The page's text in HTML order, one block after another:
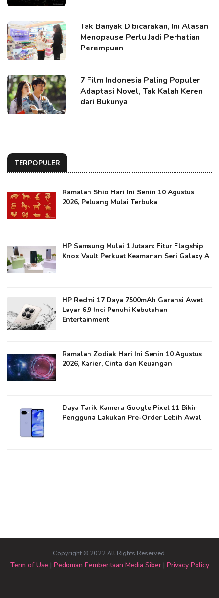
Tak Banyak Dibicarakan, Ini Alasan
Menopause Perlu Jadi Perhatian
Perempuan
7 Film Indonesia Paling Populer
Adaptasi Novel, Tak Kalah Keren
dari Bukunya
TERPOPULER
Ramalan Shio Hari Ini Senin 10 Agustus
2026, Peluang Mulai Terbuka
HP Samsung Mulai 1 Jutaan: Fitur Flagship
Knox Vault Perkuat Keamanan Seri Galaxy A
HP Redmi 17 Daya 7500mAh Garansi Awet
Layar 6,9 Inci Penuhi Kebutuhan
Entertainment
Ramalan Zodiak Hari Ini Senin 10 Agustus
2026, Karier, Cinta dan Keuangan
Daya Tarik Kamera Google Pixel 11 Bikin
Pengguna Lakukan Pre-Order Lebih Awal
Copyright © 2022 All Rights Reserved.
Term of Use | Pedoman Pemberitaan Media Siber| Privacy Policy